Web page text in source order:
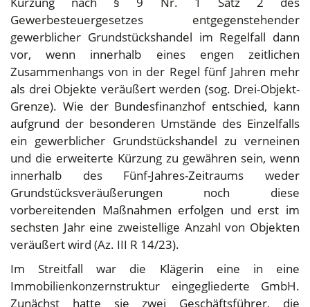
Gewerbesteuergesetzes entgegenstehender
gewerblicher Grundstückshandel im Regelfall dann
vor, wenn innerhalb eines engen zeitlichen
Zusammenhangs von in der Regel fünf Jahren mehr
als drei Objekte veräußert werden (sog. Drei-Objekt-
Grenze). Wie der Bundesfinanzhof entschied, kann
aufgrund der besonderen Umstände des Einzelfalls
ein gewerblicher Grundstückshandel zu verneinen
und die erweiterte Kürzung zu gewähren sein, wenn
innerhalb des Fünf-Jahres-Zeitraums weder
Grundstücksveräußerungen noch diese
vorbereitenden Maßnahmen erfolgen und erst im
sechsten Jahr eine zweistellige Anzahl von Objekten
veräußert wird (Az. III R 14/23).
Im Streitfall war die Klägerin eine in eine
Immobilienkonzernstruktur eingegliederte GmbH.
Zunächst hatte sie zwei Geschäftsführer, die